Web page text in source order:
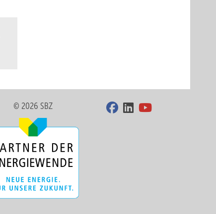
© 2026 SBZ